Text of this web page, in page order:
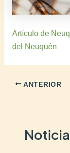
Artículo de
del Neuquén
ANTERIOR